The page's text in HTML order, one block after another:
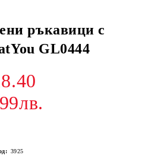
ръкавици с
GL0444
3925